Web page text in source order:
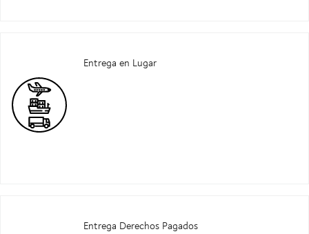
Entrega en Lugar
Entrega Derechos Pagados